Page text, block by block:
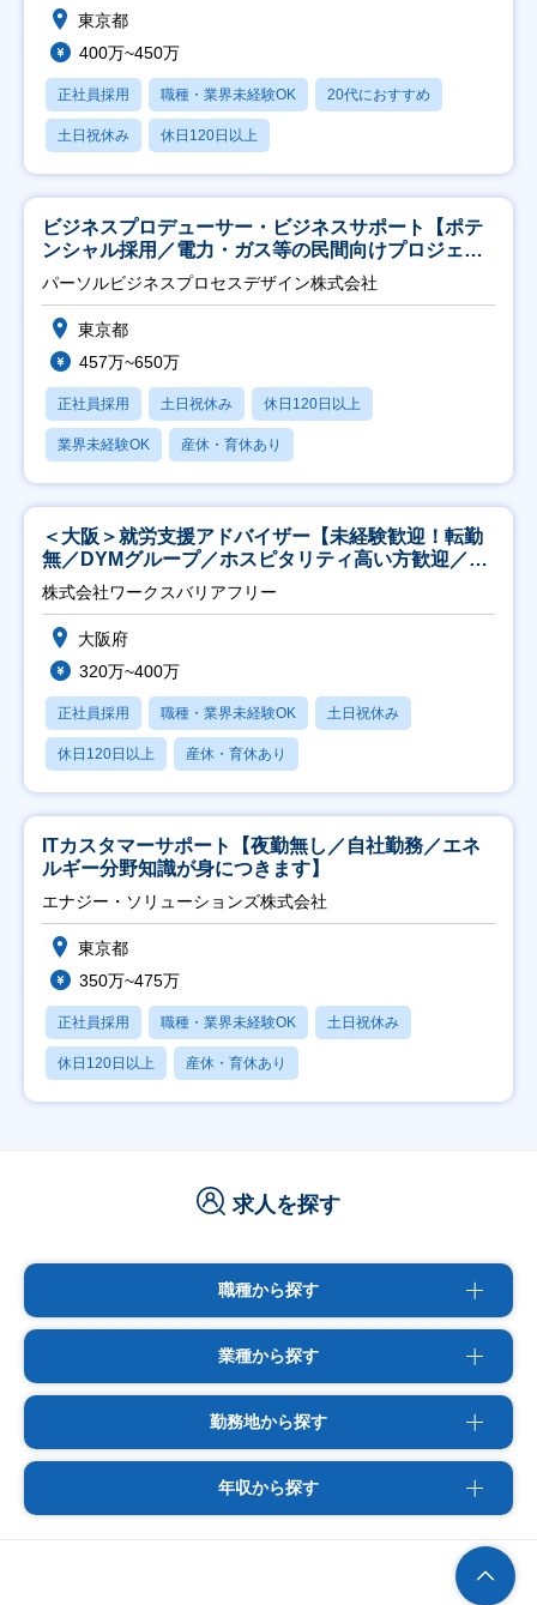
東京都
400万~450万
正社員採用 職種・業界未経験OK 20代におすすめ
土日祝休み 休日120日以上
ビジネスプロデューサー・ビジネスサポート【ポテ
ンシャル採用／電力・ガス等の民間向けプロジェク
ト推進】
パーソルビジネスプロセスデザイン株式会社
東京都
457万~650万
正社員採用 土日祝休み 休日120日以上
業界未経験OK 産休・育休あり
＜大阪＞就労支援アドバイザー【未経験歓迎！転勤
無／DYMグループ／ホスピタリティ高い方歓迎／土
日祝】
株式会社ワークスバリアフリー
大阪府
320万~400万
正社員採用 職種・業界未経験OK 土日祝休み
休日120日以上 産休・育休あり
ITカスタマーサポート【夜勤無し／自社勤務／エネ
ルギー分野知識が身につきます】
エナジー・ソリューションズ株式会社
東京都
350万~475万
正社員採用 職種・業界未経験OK 土日祝休み
休日120日以上 産休・育休あり
求人を探す
職種から探す
業種から探す
勤務地から探す
年収から探す